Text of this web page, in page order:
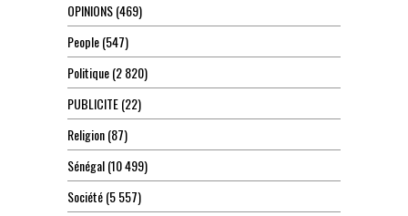
OPINIONS(469)
People(547)
Politique(2 820)
PUBLICITE(22)
Religion(87)
Sénégal(10 499)
Société(5 557)